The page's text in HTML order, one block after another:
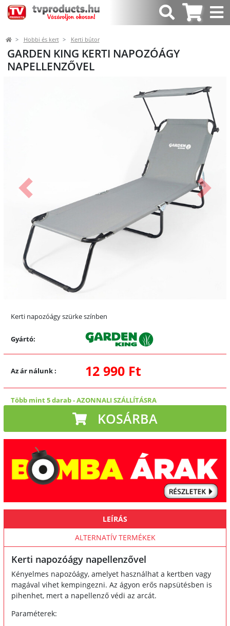
Hobbi és kert Kerti bútor
GARDEN KING KERTI NAPOZÓÁGY
NAPELLENZŐVEL
Előző
Kerti napozóágy szürke színben
Gyártó:
Az ár nálunk: 12 990 Ft
Több mint 5 darab-AZONNALI SZÁLLÍTÁSRA
KOSÁRBA
LEÍRÁS
ALTERNATÍV TERMÉKEK
Kerti napozóágy napellenzővel
Kényelmes napozóágy, amelyet használhat a kertben vagy
magával vihet kempingezni. Az ágyon erős napsütésben is
pihenhet, mert a napellenző védi az arcát.
Paraméterek: